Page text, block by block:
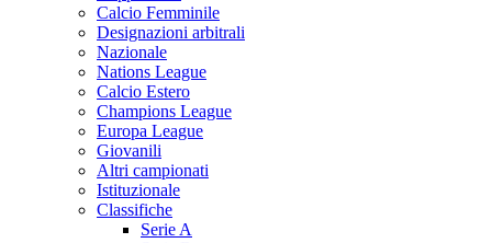
Calcio Femminile
Designazioni arbitrali
Nazionale
Nations League
Calcio Estero
Champions League
Europa League
Giovanili
Altri campionati
Istituzionale
Classifiche
Serie A